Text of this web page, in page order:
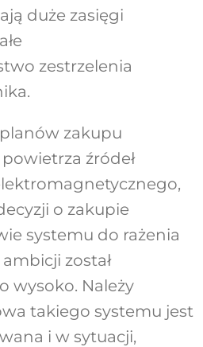
duże zasięgi
zestrzelenia
zakupu
źródeł
o zakupie
systemu do rażenia
został
wysoko. Należy
takiego systemu jest
i w sytuacji,